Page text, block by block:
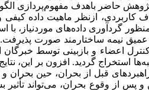
حاضر باهدف مفهوم‌پردازی
ازنظر ماهیت داده
گردآوری داده‌های موردنیاز، با
نیمه ساختارمند صورت پذیرفت.
اعضاء و بازبینی توسط خبرگان
قبل از بحران، حین بحران
پس از وقوع بحران، می‌تواند تأثیر